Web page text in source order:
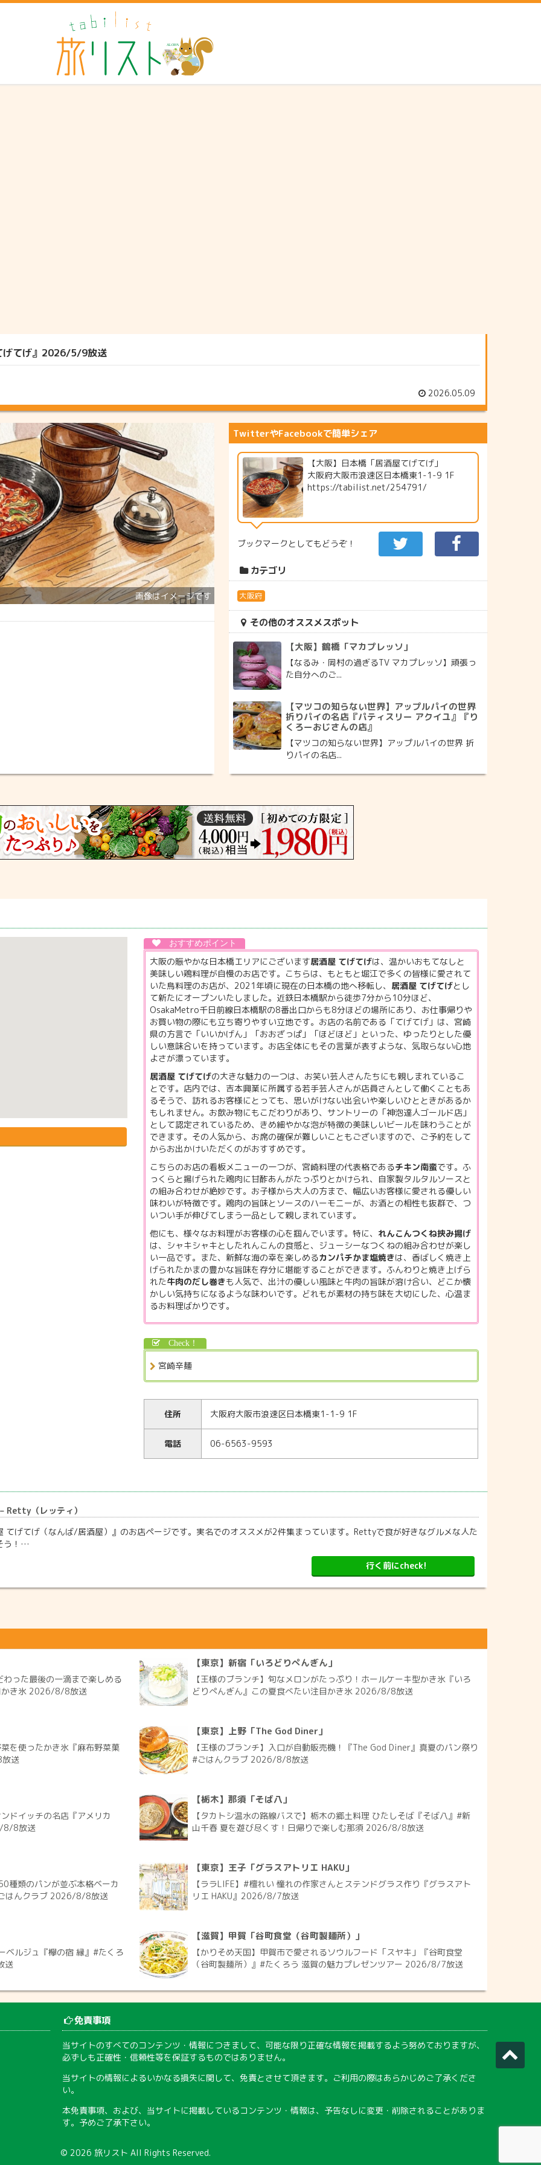
げてげ』2026/5/9放送
2026.05.09
TwitterやFacebookで簡単シェア
【大阪】日本橋「居酒屋てげてげ」
大阪府大阪市浪速区日本橋東1-1-9 1F
https://tabilist.net/254791/
ブックマークとしてもどうぞ！
カテゴリ
大阪府
その他のオススメスポット
【大阪】鶴橋「マカプレッソ」
【なるみ・岡村の過ぎるTV マカプレッソ】頑張っ
た自分へのご...
【マツコの知らない世界】アップルパイの世界
折りパイの名店『パティスリー アクイユ』『り
くろーおじさんの店』
【マツコの知らない世界】アップルパイの世界 折
りパイの名店...
大阪の賑やかな日本橋エリアにございます居酒屋 てげてげは、温かいおもてなしと
美味しい鶏料理が自慢のお店です。こちらは、もともと堀江で多くの皆様に愛されて
いた鳥料理のお店が、2021年頃に現在の日本橋の地へ移転し、 居酒屋 てげてげとし
て新たにオープンいたしました。近鉄日本橋駅から徒歩7分から10分ほど、
OsakaMetro千日前線日本橋駅の8番出口からも8分ほどの場所にあり、お仕事帰りや
お買い物の際にも立ち寄りやすい立地です。お店の名前である「てげてげ」は、宮崎
県の方言で「いいかげん」「おおざっぱ」「ほどほど」といった、ゆったりとした優
しい意味合いを持っています。お店全体にもその言葉が表すような、気取らない心地
よさが漂っています。
居酒屋 てげてげの大きな魅力の一つは、お笑い芸人さんたちにも親しまれているこ
とです。店内では、吉本興業に所属する若手芸人さんが店員さんとして働くこともあ
るそうで、訪れるお客様にとっても、思いがけない出会いや楽しいひとときがあるか
もしれません。お飲み物にもこだわりがあり、サントリーの「神泡達人ゴールド店」
として認定されているため、きめ細やかな泡が特徴の美味しいビールを味わうことが
できます。その人気から、お席の確保が難しいこともございますので、ご予約をして
からお出かけいただくのがおすすめです。
こちらのお店の看板メニューの一つが、宮崎料理の代表格であるチキン南蛮です。ふ
っくらと揚げられた鶏肉に甘酢あんがたっぷりとかけられ、自家製タルタルソースと
の組み合わせが絶妙です。お子様から大人の方まで、幅広いお客様に愛される優しい
味わいが特徴です。鶏肉の旨味とソースのハーモニーが、お酒との相性も抜群で、つ
いつい手が伸びてしまう一品として親しまれています。
他にも、様々なお料理がお客様の心を掴んでいます。特に、 れんこんつくね挟み揚げ
は、シャキシャキとしたれんこんの食感と、ジューシーなつくねの組み合わせが楽し
い一品です。また、新鮮な海の幸を楽しめるカンパチかま塩焼きは、香ばしく焼き上
げられたかまの豊かな旨味を存分に堪能することができます。ふんわりと焼き上げら
れた牛肉のだし巻きも人気で、出汁の優しい風味と牛肉の旨味が溶け合い、どこか懐
かしい気持ちになるような味わいです。どれもが素材の持ち味を大切にした、心温ま
るお料理ばかりです。
宮崎辛麺
住所 大阪府大阪市浪速区日本橋東1-1-9 1F
電話 06-6563-9593
Retty（レッティ）
てげてげ（なんば/居酒屋）』のお店ページです。実名でのオススメが2件集まっています。Rettyで食が好きなグルメな人た
う！…
行く前にcheck!
わった最後の一滴まで楽しめる
かき氷 2026/8/8放送
【東京】新宿「いろどりぺんぎん」
【王様のブランチ】旬なメロンがたっぷり！ホールケーキ型かき氷『いろ
どりぺんぎん』この夏食べたい注目かき氷 2026/8/8放送
を使ったかき氷『麻布野菜菓
送
【東京】上野「The God Diner」
【王様のブランチ】入口が自動販売機！『The God Diner』真夏のパン祭り
#ごはんクラブ 2026/8/8放送
ドイッチの名店『アメリカ
8/8放送
【栃木】那須「そば八」
【タカトシ温水の路線バスで】栃木の郷土料理 ひたしそば『そば八』#新
山千春 夏を遊び尽くす！日帰りで楽しむ那須 2026/8/8放送
種類のパンが並ぶ本格ベーカ
はんクラブ 2026/8/8放送
【東京】王子「グラスアトリエ HAKU」
【ララLIFE】#檀れい 憧れの作家さんとステンドグラス作り『グラスアト
リエ HAKU』2026/8/7放送
ベルジュ『欅の宿 縁』#たくろ
送
【滋賀】甲賀「谷町食堂（谷町製麺所）」
【かりそめ天国】甲賀市で愛されるソウルフード「スヤキ」『谷町食堂
（谷町製麺所）』#たくろう 滋賀の魅力プレゼンツアー 2026/8/7放送
免責事項
当サイトのすべてのコンテンツ・情報につきまして、可能な限り正確な情報を掲載するよう努めておりますが、
必ずしも正確性・信頼性等を保証するものではありません。
当サイトの情報によるいかなる損失に関して、免責とさせて頂きます。ご利用の際はあらかじめご了承くださ
い。
本免責事項、および、当サイトに掲載しているコンテンツ・情報は、予告なしに変更・削除されることがありま
す。予めご了承下さい。
© 2026 旅リスト All Rights Reserved.